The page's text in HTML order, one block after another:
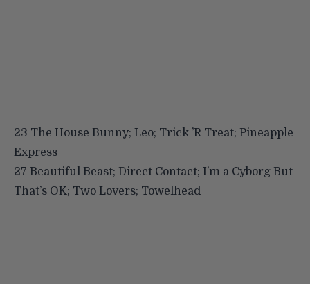
23 The House Bunny; Leo; Trick ’R Treat; Pineapple
Express
27 Beautiful Beast; Direct Contact; I’m a Cyborg But
That’s OK; Two Lovers; Towelhead